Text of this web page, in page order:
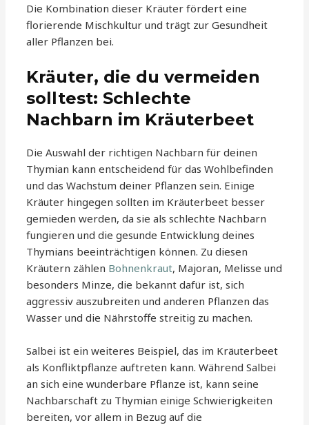
Die Kombination dieser Kräuter fördert eine
florierende Mischkultur und trägt zur Gesundheit
aller Pflanzen bei.
Kräuter, die du vermeiden
solltest: Schlechte
Nachbarn im Kräuterbeet
Die Auswahl der richtigen Nachbarn für deinen
Thymian kann entscheidend für das Wohlbefinden
und das Wachstum deiner Pflanzen sein. Einige
Kräuter hingegen sollten im Kräuterbeet besser
gemieden werden, da sie als schlechte Nachbarn
fungieren und die gesunde Entwicklung deines
Thymians beeinträchtigen können. Zu diesen
Kräutern zählen Bohnenkraut, Majoran, Melisse und
besonders Minze, die bekannt dafür ist, sich
aggressiv auszubreiten und anderen Pflanzen das
Wasser und die Nährstoffe streitig zu machen.
Salbei ist ein weiteres Beispiel, das im Kräuterbeet
als Konfliktpflanze auftreten kann. Während Salbei
an sich eine wunderbare Pflanze ist, kann seine
Nachbarschaft zu Thymian einige Schwierigkeiten
bereiten, vor allem in Bezug auf die